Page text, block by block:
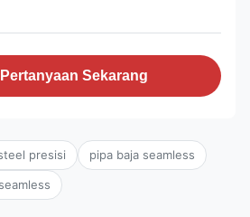
Sekarang
presisi pipa baja seamless